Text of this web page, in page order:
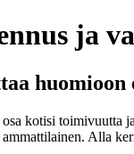
ja
huomioon
osa kotisi toimivuutta
Alla